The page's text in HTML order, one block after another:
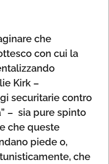
che
con cui la
Kirk –
securitarie contro
– sia pure spinto
che queste
piede o,
che